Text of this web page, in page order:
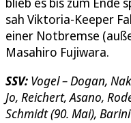
sah Viktoria-Keeper
einer Notbremse
Masahiro Fujiwara.
SSV: Vogel – Dogan,
Jo, Reichert, Asano,
Schmidt (90. Mai),